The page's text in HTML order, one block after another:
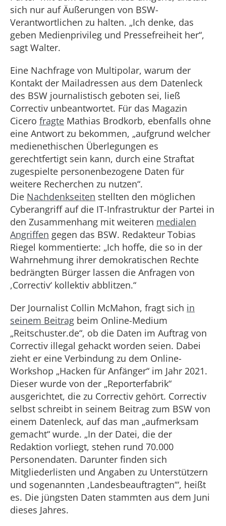
sich nur auf Äußerungen von BSW-
Verantwortlichen zu halten. „Ich denke, das
geben Medienprivileg und Pressefreiheit her“,
sagt Walter.
Eine Nachfrage von Multipolar, warum der
Kontakt der Mailadressen aus dem Datenleck
des BSW journalistisch geboten sei, ließ
Correctiv unbeantwortet. Für das Magazin
Cicero fragte Mathias Brodkorb, ebenfalls ohne
eine Antwort zu bekommen, „aufgrund welcher
medienethischen Überlegungen es
gerechtfertigt sein kann, durch eine Straftat
zugespielte personenbezogene Daten für
weitere Recherchen zu nutzen“.
Die Nachdenkseiten stellten den möglichen
Cyberangriff auf die IT-Infrastruktur der Partei in
den Zusammenhang mit weiteren medialen
Angriffen gegen das BSW. Redakteur Tobias
Riegel kommentierte: „Ich hoffe, die so in der
Wahrnehmung ihrer demokratischen Rechte
bedrängten Bürger lassen die Anfragen von
,Correctiv‘ kollektiv abblitzen.“
Der Journalist Collin McMahon, fragt sich in
seinem Beitrag beim Online-Medium
„Reitschuster.de“, ob die Daten im Auftrag von
Correctiv illegal gehackt worden seien. Dabei
zieht er eine Verbindung zu dem Online-
Workshop „Hacken für Anfänger“ im Jahr 2021.
Dieser wurde von der „Reporterfabrik“
ausgerichtet, die zu Correctiv gehört. Correctiv
selbst schreibt in seinem Beitrag zum BSW von
einem Datenleck, auf das man „aufmerksam
gemacht“ wurde. „In der Datei, die der
Redaktion vorliegt, stehen rund 70.000
Personendaten. Darunter finden sich
Mitgliederlisten und Angaben zu Unterstützern
und sogenannten ,Landesbeauftragten‘“, heißt
es. Die jüngsten Daten stammten aus dem Juni
dieses Jahres.